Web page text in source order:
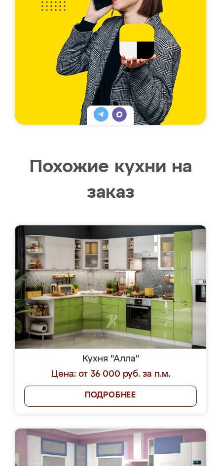
Похожие кухни на
заказ
Кухня "Алла"
Цена: от 36 000 руб. за п.м.
ПОДРОБНЕЕ